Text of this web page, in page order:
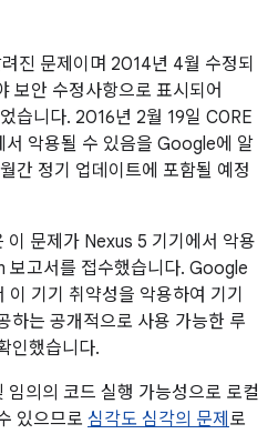
진 문제이며 2014년 4월 수정되
보안 수정사항으로 표시되어
습니다. 2016년 2월 19일 C0RE
악용될 수 있음을 Google에 알
간 정기 업데이트에 포함될 예정
문제가 Nexus 5 기기에서 악용
보고서를 접수했습니다. Google
기기 취약성을 악용하여 기기
하는 공개적으로 사용 가능한 루
인했습니다.
임의의 코드 실행 가능성으로 로컬
있으므로 심각도 심각의 문제 로